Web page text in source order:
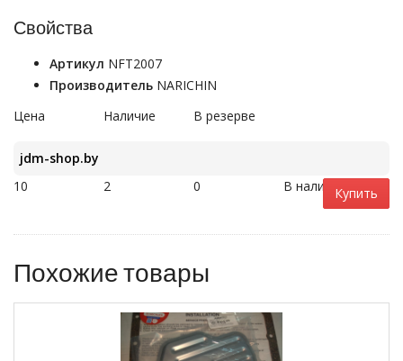
Свойства
Артикул NFT2007
Производитель NARICHIN
Цена
Наличие В резерве
jdm-shop.by
10
2 0 В наличииКупить
Похожие товары